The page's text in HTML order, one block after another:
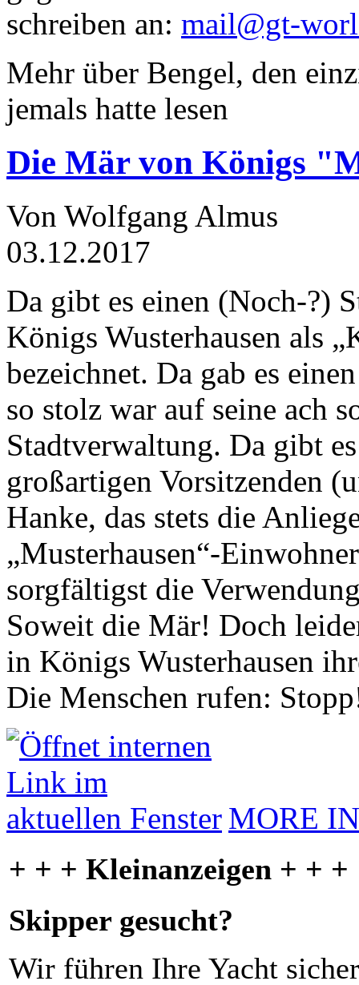
schreiben an: mail@gt-
Mehr über Bengel, den
jemals hatte lesen
Die Mär von Königs
Von Wolfgang Almus
03.12.2017
Da gibt es einen (Noch-?)
Königs Wusterhausen als
bezeichnet. Da gab es
so stolz war auf seine ach
Stadtverwaltung. Da gibt
großartigen Vorsitzenden
Hanke, das stets die
„Musterhausen“-
sorgfältigst die
Soweit die Mär! Doch
in Königs Wusterhausen
Die Menschen rufen:
MORE
+ + + Kleinanzeigen + + +
Skipper gesucht?
Wir führen Ihre Yacht